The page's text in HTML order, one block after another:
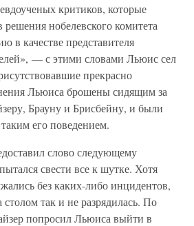
критиков, которые
решения нобелевского комитета
в качестве представителя
— с этими словами Льюис сел
прекрасно
Льюиса брошены сидящим за
Брауну и Брисбейну, и были
его поведением.
слово следующему
свести все к шутке. Хотя
без каких-либо инцидентов,
столом так и не разрядилась. По
попросил Льюиса выйти в